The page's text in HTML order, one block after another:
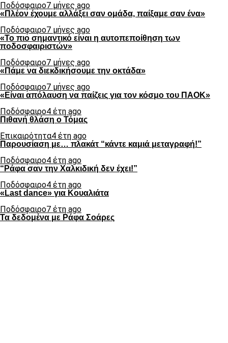
Ποδόσφαιρο7 μήνες ago
«Πλέον έχουμε αλλάξει σαν ομάδα, παίξαμε σαν ένα»
Ποδόσφαιρο7 μήνες ago
«Το πιο σημαντικό είναι η αυτοπεποίθηση των
ποδοσφαιριστών»
Ποδόσφαιρο7 μήνες ago
«Πάμε να διεκδικήσουμε την οκτάδα»
Ποδόσφαιρο7 μήνες ago
«Είναι απόλαυση να παίζεις για τον κόσμο του ΠΑΟΚ»
Ποδόσφαιρο4 έτη ago
Πιθανή θλάση ο Τόμας
Επικαιρότητα4 έτη ago
Παρουσίαση με… πλακάτ “κάντε καμιά μεταγραφή!”
Ποδόσφαιρο4 έτη ago
“Ράφα σαν την Χαλκιδική δεν έχει!”
Ποδόσφαιρο4 έτη ago
«Last dance» για Κουαλιάτα
Ποδόσφαιρο7 έτη ago
Τα δεδομένα με Ράφα Σοάρες